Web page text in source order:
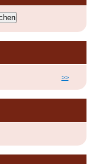
>>